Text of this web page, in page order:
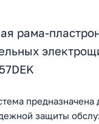
рама-
предназначена
защиты